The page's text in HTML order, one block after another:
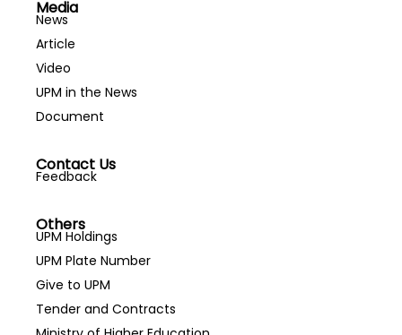
Media
News
Article
Video
UPM in the News
Document
Contact Us
Feedback
Others
UPM Holdings
UPM Plate Number
Give to UPM
Tender and Contracts